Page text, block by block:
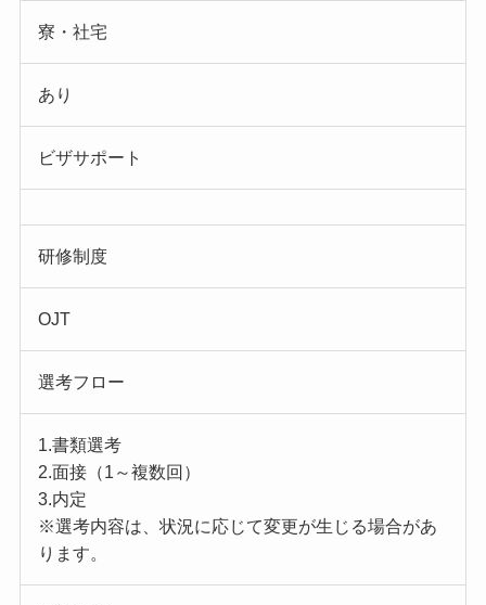
寮・社宅
あり
ビザサポート
研修制度
OJT
選考フロー
1.書類選考
2.面接（1～複数回）
3.内定
※選考内容は、状況に応じて変更が生じる場合があ
ります。